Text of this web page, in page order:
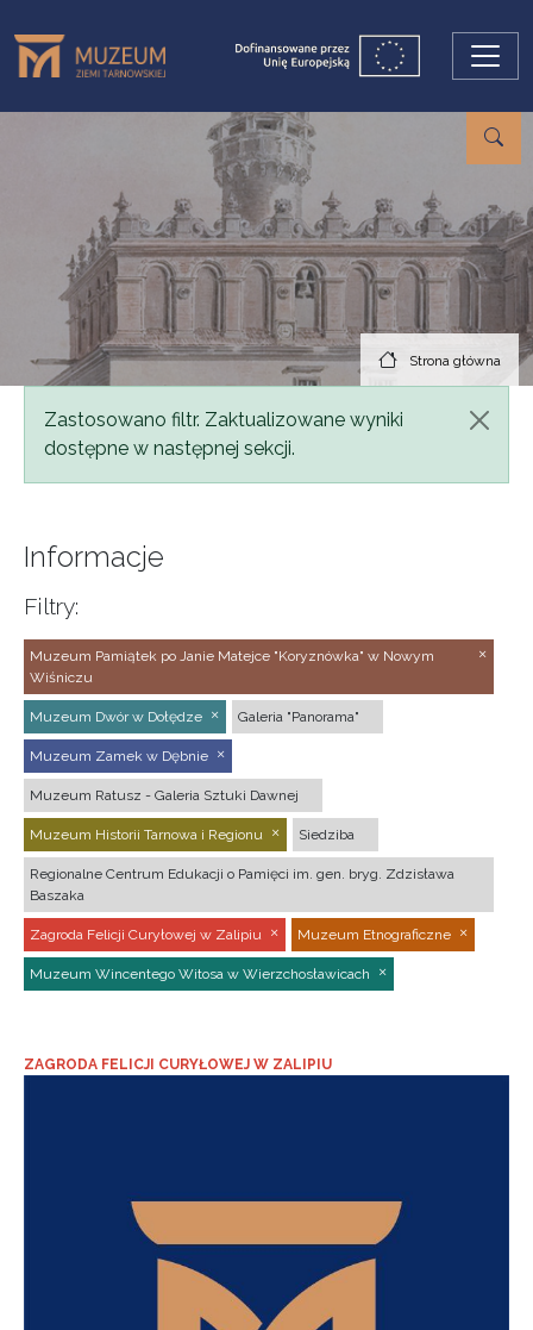
Strona główna
Komunikat
Zastosowano filtr. Zaktualizowane wyniki
dostępne w następnej sekcji.
Informacje
Filtry:
Muzeum Pamiątek po Janie Matejce "Koryznówka" w Nowym
Wiśniczu
Muzeum Dwór w Dołędze Galeria "Panorama"
Muzeum Zamek w Dębnie
Muzeum Ratusz - Galeria Sztuki Dawnej
Muzeum Historii Tarnowa i Regionu Siedziba
Regionalne Centrum Edukacji o Pamięci im. gen. bryg. Zdzisława
Baszaka
Zagroda Felicji Curyłowej w Zalipiu Muzeum Etnograficzne
Muzeum Wincentego Witosa w Wierzchosławicach
ZAGRODA FELICJI CURYŁOWEJ W ZALIPIU